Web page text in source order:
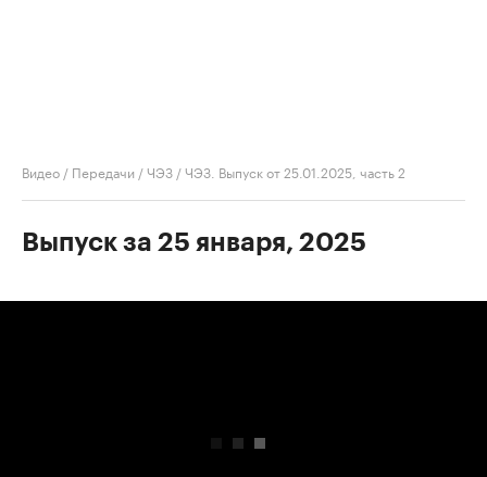
Видео / Передачи /ЧЭЗ /ЧЭЗ. Выпуск от 25.01.2025, часть 2
Выпуск за 25 января, 2025